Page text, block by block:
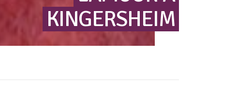
KINGERSHEIM